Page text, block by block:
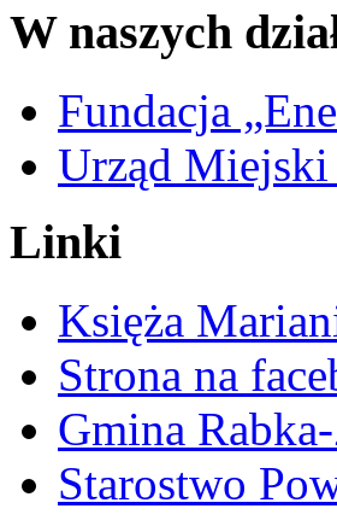
W naszych
Fundacja
Urząd
Linki
Księża
Strona na
Gmina
Starostwo